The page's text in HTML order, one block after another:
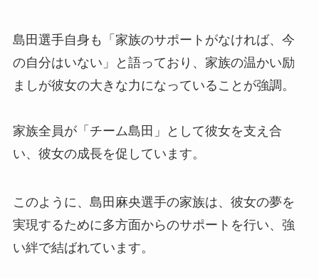
島田選手自身も「家族のサポートがなければ、今
の自分はいない」と語っており、家族の温かい励
ましが彼女の大きな力になっていることが強調。
家族全員が「チーム島田」として彼女を支え合
い、彼女の成長を促しています。
このように、島田麻央選手の家族は、彼女の夢を
実現するために多方面からのサポートを行い、強
い絆で結ばれています。